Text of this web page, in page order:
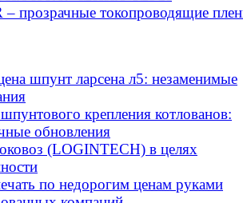
прозрачные токопроводящие
шпунт ларсена л5: незаменимые
крепления котлованов:
обновления
(LOGINTECH) в целях
по недорогим ценам руками